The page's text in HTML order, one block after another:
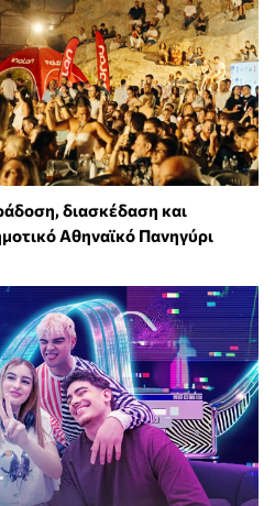
διασκέδαση και
Αθηναϊκό Πανηγύρι